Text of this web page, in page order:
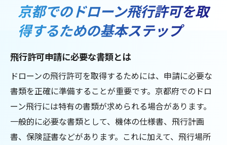
初めての申請者に役立つアドバイス
ドローン法律における京都府の特有な規制とは
国際観光都市としての特別規制
地域住民との合意形成の重要性
京都府の規制が他地域と異なる点
ドローン飛行における自治体の役割
規制変更時の最新情報の入手方法
京都でのドローン飛行許可を取
得するための基本ステップ
飛行許可申請に必要な書類とは
ドローンの飛行許可を取得するためには、申請に必要な
書類を正確に準備することが重要です。京都府でのドロ
ーン飛行には特有の書類が求められる場合があります。
一般的に必要な書類として、機体の仕様書、飛行計画
書、保険証書などがあります。これに加えて、飛行場所